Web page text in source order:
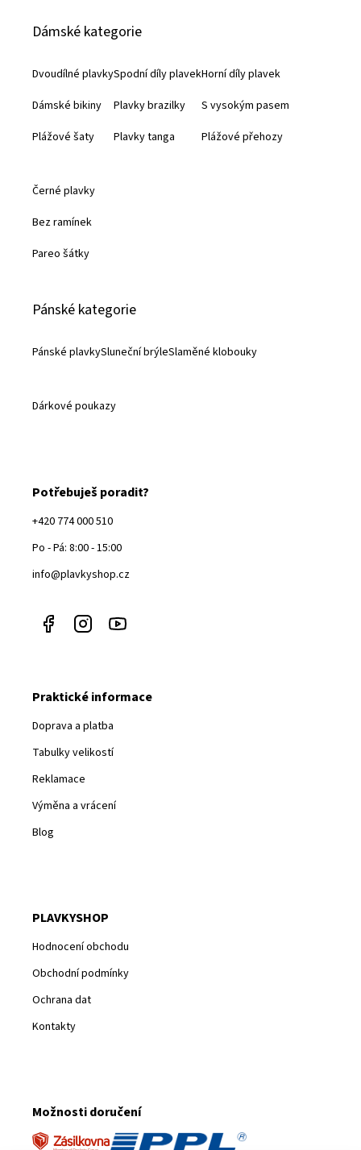
Dámské kategorie
Dvoudílné plavky
Dámské bikiny
Plážové šaty
Spodní díly plavek
Plavky brazilky
Plavky tanga
Horní díly plavek
S vysokým pasem
Plážové přehozy
Černé plavky
Bez ramínek
Pareo šátky
Pánské kategorie
Pánské plavkySluneční brýleSlaměné klobouky
Dárkové poukazy
Potřebuješ poradit?
+420 774 000 510
Po - Pá: 8:00 - 15:00
info@plavkyshop.cz
Praktické informace
Doprava a platba
Tabulky velikostí
Reklamace
Výměna a vrácení
Blog
PLAVKYSHOP
Hodnocení obchodu
Obchodní podmínky
Ochrana dat
Kontakty
Možnosti doručení